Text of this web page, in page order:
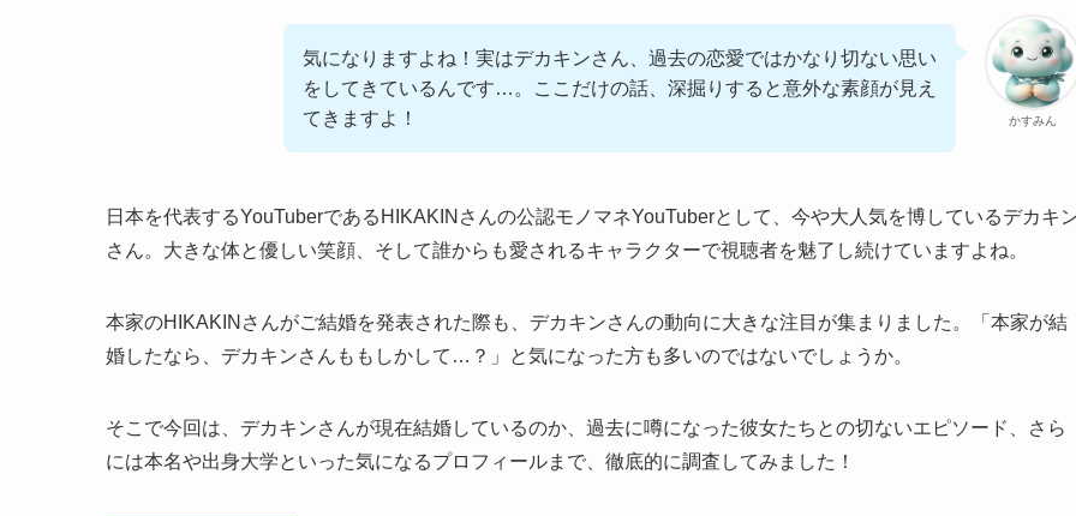
かすみん
気になりますよね！実はデカキンさん、過去の恋愛ではかなり切ない思い
をしてきているんです…。ここだけの話、深掘りすると意外な素顔が見え
てきますよ！
日本を代表するYouTuberであるHIKAKINさんの公認モノマネYouTuberとして、今や大人気を博しているデカキ
さん。大きな体と優しい笑顔、そして誰からも愛されるキャラクターで視聴者を魅了し続けていますよね。
本家のHIKAKINさんがご結婚を発表された際も、デカキンさんの動向に大きな注目が集まりました。「本家が結
婚したなら、デカキンさんももしかして…？」と気になった方も多いのではないでしょうか。
そこで今回は、デカキンさんが現在結婚しているのか、過去に噂になった彼女たちとの切ないエピソード、さら
には本名や出身大学といった気になるプロフィールまで、徹底的に調査してみました！